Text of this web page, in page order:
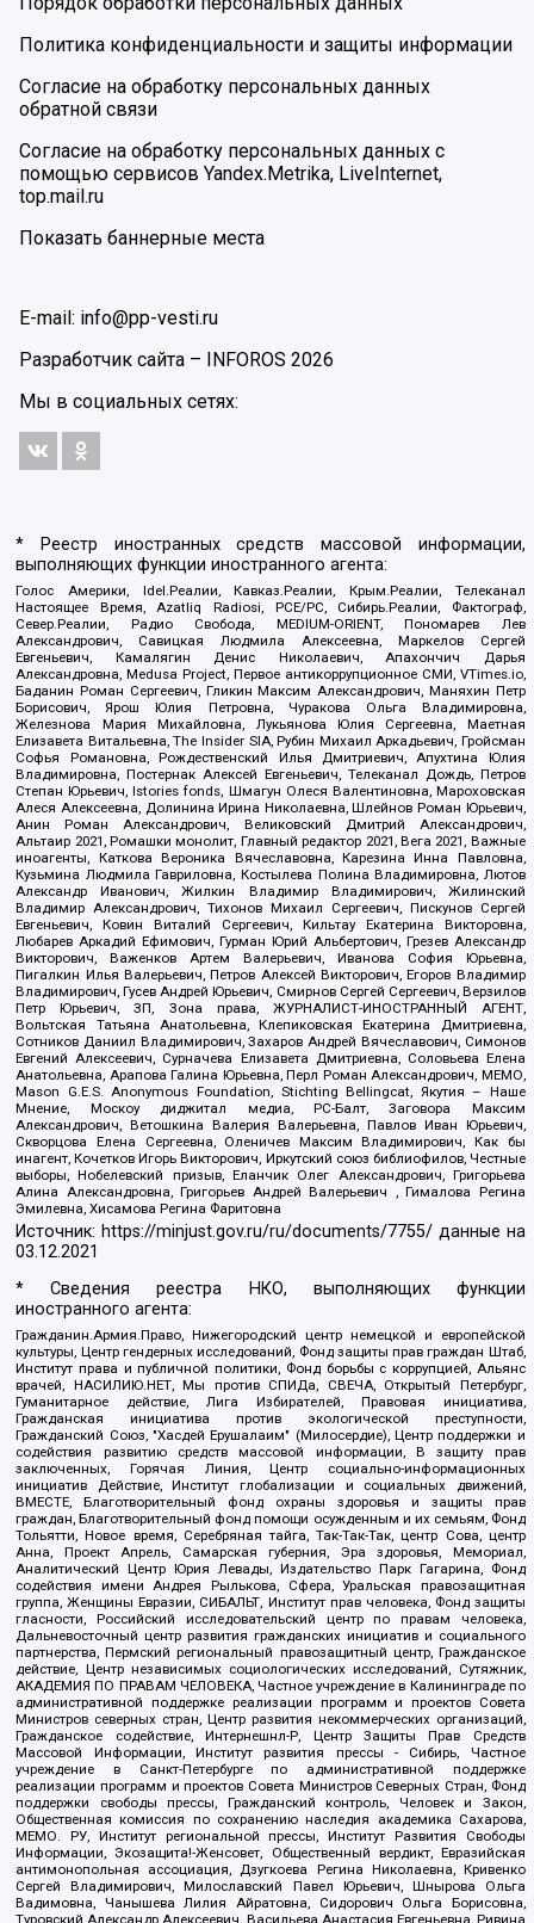
Политика конфиденциальности и защиты информации
Согласие на обработку персональных данных
обратной связи
Согласие на обработку персональных данных с
помощью сервисов Yandex.Metrika, LiveInternet,
top.mail.ru
Показать баннерные места
E-mail: info@pp-vesti.ru
Разработчик сайта –
INFOROS 2026
Мы в социальных сетях:
* Реестр иностранных средств массовой информации,
выполняющих функции иностранного агента:
Голос Америки, Idel.Реалии, Кавказ.Реалии, Крым.Реалии, Телеканал
Настоящее Время, Azatliq Radiosi, PCE/PC, Сибирь.Реалии, Фактограф,
Север.Реалии, Радио Свобода, MEDIUM-ORIENT, Пономарев Лев
Александрович, Савицкая Людмила Алексеевна, Маркелов Сергей
Евгеньевич, Камалягин Денис Николаевич, Апахончич Дарья
Александровна, Medusa Project, Первое антикоррупционное СМИ, VTimes.io,
Баданин Роман Сергеевич, Гликин Максим Александрович, Маняхин Петр
Борисович, Ярош Юлия Петровна, Чуракова Ольга Владимировна,
Железнова Мария Михайловна, Лукьянова Юлия Сергеевна, Маетная
Елизавета Витальевна, The Insider SIA, Рубин Михаил Аркадьевич, Гройсман
Софья Романовна, Рождественский Илья Дмитриевич, Апухтина Юлия
Владимировна, Постернак Алексей Евгеньевич, Телеканал Дождь, Петров
Степан Юрьевич, Istories fonds, Шмагун Олеся Валентиновна, Мароховская
Алеся Алексеевна, Долинина Ирина Николаевна, Шлейнов Роман Юрьевич,
Анин Роман Александрович, Великовский Дмитрий Александрович,
Альтаир 2021, Ромашки монолит, Главный редактор 2021, Вега 2021, Важные
иноагенты, Каткова Вероника Вячеславовна, Карезина Инна Павловна,
Кузьмина Людмила Гавриловна, Костылева Полина Владимировна, Лютов
Александр Иванович, Жилкин Владимир Владимирович, Жилинский
Владимир Александрович, Тихонов Михаил Сергеевич, Пискунов Сергей
Евгеньевич, Ковин Виталий Сергеевич, Кильтау Екатерина Викторовна,
Любарев Аркадий Ефимович, Гурман Юрий Альбертович, Грезев Александр
Викторович, Важенков Артем Валерьевич, Иванова София Юрьевна,
Пигалкин Илья Валерьевич, Петров Алексей Викторович, Егоров Владимир
Владимирович, Гусев Андрей Юрьевич, Смирнов Сергей Сергеевич, Верзилов
Петр Юрьевич, ЗП, Зона права, ЖУРНАЛИСТ-ИНОСТРАННЫЙ АГЕНТ,
Вольтская Татьяна Анатольевна, Клепиковская Екатерина Дмитриевна,
Сотников Даниил Владимирович, Захаров Андрей Вячеславович, Симонов
Евгений Алексеевич, Сурначева Елизавета Дмитриевна, Соловьева Елена
Анатольевна, Арапова Галина Юрьевна, Перл Роман Александрович, МЕМО,
Mason G.E.S. Anonymous Foundation, Stichting Bellingcat, Якутия – Наше
Мнение, Москоу диджитал медиа, РС-Балт, Заговора Максим
Александрович, Ветошкина Валерия Валерьевна, Павлов Иван Юрьевич,
Скворцова Елена Сергеевна, Оленичев Максим Владимирович, Как бы
инагент, Кочетков Игорь Викторович, Иркутский союз библиофилов, Честные
выборы, Нобелевский призыв, Еланчик Олег Александрович, Григорьева
Алина Александровна, Григорьев Андрей Валерьевич , Гималова Регина
Эмилевна, Хисамова Регина Фаритовна
Источник: https://minjust.gov.ru/ru/documents/7755/ данные на
03.12.2021
* Сведения реестра НКО, выполняющих функции
иностранного агента:
Гражданин.Армия.Право, Нижегородский центр немецкой и европейской
культуры, Центр гендерных исследований, Фонд защиты прав граждан Штаб,
Институт права и публичной политики, Фонд борьбы с коррупцией, Альянс
врачей, НАСИЛИЮ.НЕТ, Мы против СПИДа, СВЕЧА, Открытый Петербург,
Гуманитарное действие, Лига Избирателей, Правовая инициатива,
Гражданская инициатива против экологической преступности,
Гражданский Союз, "Хасдей Ерушалаим" (Милосердие), Центр поддержки и
содействия развитию средств массовой информации, В защиту прав
заключенных, Горячая Линия, Центр социально-информационных
инициатив Действие, Институт глобализации и социальных движений,
ВМЕСТЕ, Благотворительный фонд охраны здоровья и защиты прав
граждан, Благотворительный фонд помощи осужденным и их семьям, Фонд
Тольятти, Новое время, Серебряная тайга, Так-Так-Так, центр Сова, центр
Анна, Проект Апрель, Самарская губерния, Эра здоровья, Мемориал,
Аналитический Центр Юрия Левады, Издательство Парк Гагарина, Фонд
содействия имени Андрея Рылькова, Сфера, Уральская правозащитная
группа, Женщины Евразии, СИБАЛЬТ, Институт прав человека, Фонд защиты
гласности, Российский исследовательский центр по правам человека,
Дальневосточный центр развития гражданских инициатив и социального
партнерства, Пермский региональный правозащитный центр, Гражданское
действие, Центр независимых социологических исследований, Сутяжник,
АКАДЕМИЯ ПО ПРАВАМ ЧЕЛОВЕКА, Частное учреждение в Калининграде по
административной поддержке реализации программ и проектов Совета
Министров северных стран, Центр развития некоммерческих организаций,
Гражданское содействие, Интернешнл-Р, Центр Защиты Прав Средств
Массовой Информации, Институт развития прессы - Сибирь, Частное
учреждение в Санкт-Петербурге по административной поддержке
реализации программ и проектов Совета Министров Северных Стран, Фонд
поддержки свободы прессы, Гражданский контроль, Человек и Закон,
Общественная комиссия по сохранению наследия академика Сахарова,
МЕМО. РУ, Институт региональной прессы, Институт Развития Свободы
Информации, Экозащита!-Женсовет, Общественный вердикт, Евразийская
антимонопольная ассоциация, Дзугкоева Регина Николаевна, Кривенко
Сергей Владимирович, Милославский Павел Юрьевич, Шнырова Ольга
Вадимовна, Чанышева Лилия Айратовна, Сидорович Ольга Борисовна,